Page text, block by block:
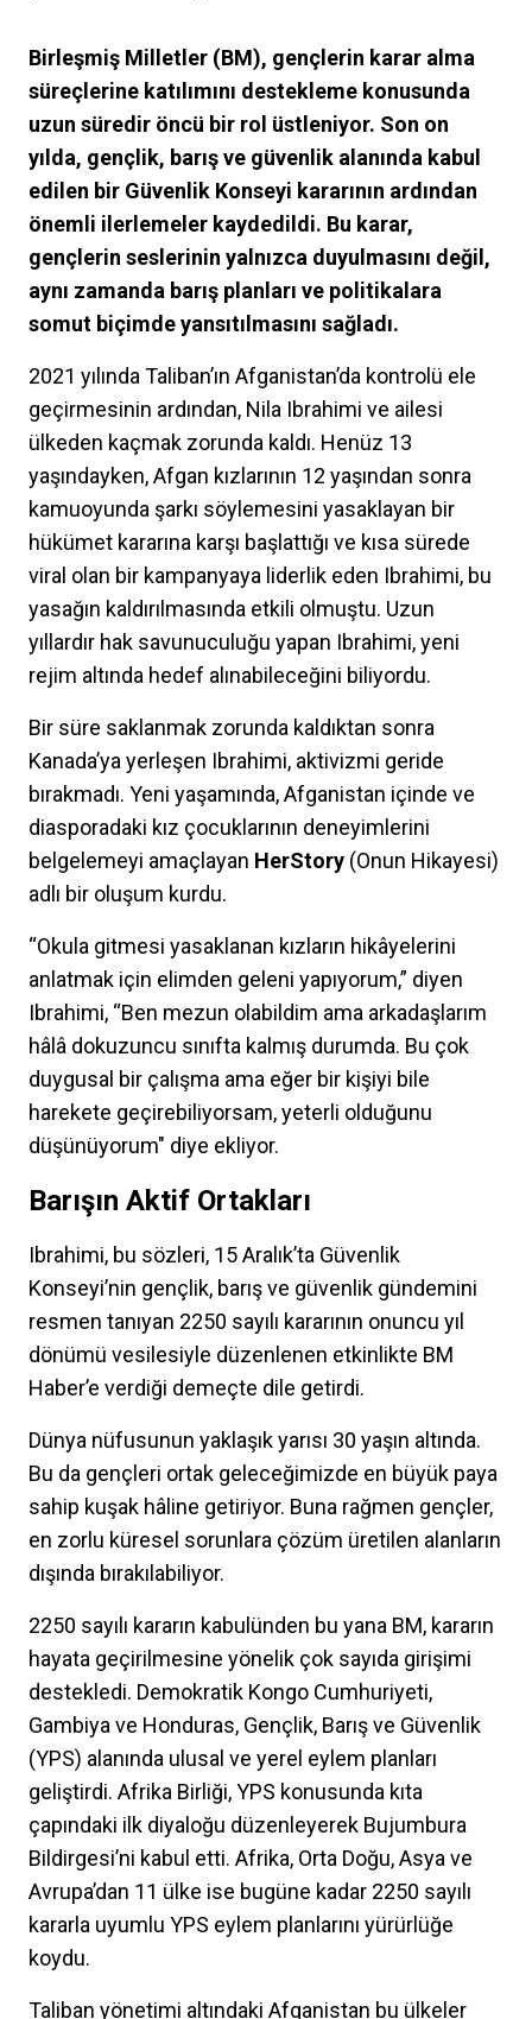
Birleşmiş Milletler (BM), gençlerin karar alma
süreçlerine katılımını destekleme konusunda
uzun süredir öncü bir rol üstleniyor. Son on
yılda, gençlik, barış ve güvenlik alanında kabul
edilen bir Güvenlik Konseyi kararının ardından
önemli ilerlemeler kaydedildi. Bu karar,
gençlerin seslerinin yalnızca duyulmasını değil,
aynı zamanda barış planları ve politikalara
somut biçimde yansıtılmasını sağladı.
2021 yılında Taliban’ın Afganistan’da kontrolü ele
geçirmesinin ardından, Nila Ibrahimi ve ailesi
ülkeden kaçmak zorunda kaldı. Henüz 13
yaşındayken, Afgan kızlarının 12 yaşından sonra
kamuoyunda şarkı söylemesini yasaklayan bir
hükümet kararına karşı başlattığı ve kısa sürede
viral olan bir kampanyaya liderlik eden Ibrahimi, bu
yasağın kaldırılmasında etkili olmuştu. Uzun
yıllardır hak savunuculuğu yapan Ibrahimi, yeni
rejim altında hedef alınabileceğini biliyordu.
Bir süre saklanmak zorunda kaldıktan sonra
Kanada’ya yerleşen Ibrahimi, aktivizmi geride
bırakmadı. Yeni yaşamında, Afganistan içinde ve
diasporadaki kız çocuklarının deneyimlerini
belgelemeyi amaçlayan HerStory (Onun Hikayesi)
adlı bir oluşum kurdu.
“Okula gitmesi yasaklanan kızların hikâyelerini
anlatmak için elimden geleni yapıyorum,” diyen
Ibrahimi, “Ben mezun olabildim ama arkadaşlarım
hâlâ dokuzuncu sınıfta kalmış durumda. Bu çok
duygusal bir çalışma ama eğer bir kişiyi bile
harekete geçirebiliyorsam, yeterli olduğunu
düşünüyorum" diye ekliyor.
Barışın Aktif Ortakları
Ibrahimi, bu sözleri, 15 Aralık’ta Güvenlik
Konseyi’nin gençlik, barış ve güvenlik gündemini
resmen tanıyan 2250 sayılı kararının onuncu yıl
dönümü vesilesiyle düzenlenen etkinlikte BM
Haber’e verdiği demeçte dile getirdi.
Dünya nüfusunun yaklaşık yarısı 30 yaşın altında.
Bu da gençleri ortak geleceğimizde en büyük paya
sahip kuşak hâline getiriyor. Buna rağmen gençler,
en zorlu küresel sorunlara çözüm üretilen alanların
dışında bırakılabiliyor.
2250 sayılı kararın kabulünden bu yana BM, kararın
hayata geçirilmesine yönelik çok sayıda girişimi
destekledi. Demokratik Kongo Cumhuriyeti,
Gambiya ve Honduras, Gençlik, Barış ve Güvenlik
(YPS) alanında ulusal ve yerel eylem planları
geliştirdi. Afrika Birliği, YPS konusunda kıta
çapındaki ilk diyaloğu düzenleyerek Bujumbura
Bildirgesi’ni kabul etti. Afrika, Orta Doğu, Asya ve
Avrupa’dan 11 ülke ise bugüne kadar 2250 sayılı
kararla uyumlu YPS eylem planlarını yürürlüğe
koydu.
Taliban yönetimi altındaki Afganistan bu ülkeler